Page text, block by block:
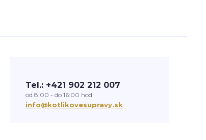
Tel.: +421 902 212 007
od 8:00 - do 16:00 hod
info@kotlikovesupravy.sk